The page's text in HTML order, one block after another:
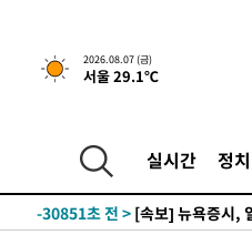
2026.08.07 (금)
서울 29.1℃
실시간 정치
-30851초 전 > [속보] 뉴욕증시,